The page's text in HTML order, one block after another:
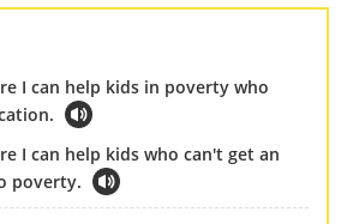
I can help kids in poverty who
I can help kids who can't get an
poverty.